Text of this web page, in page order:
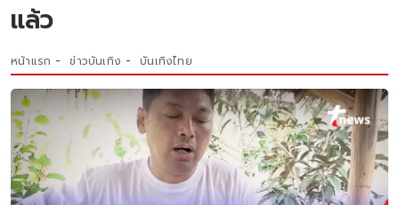
แล้ว
หน้าแรก ข่าวบันเทิง บันเทิงไทย